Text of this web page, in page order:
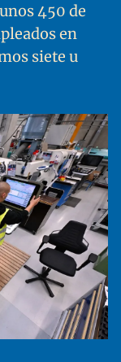
450 de
en
siete u